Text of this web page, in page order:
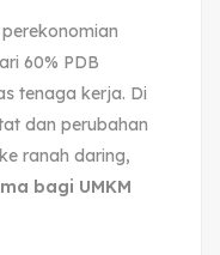
60% PDB
tenaga kerja. Di
dan perubahan
ranah daring,
bagi UMKM